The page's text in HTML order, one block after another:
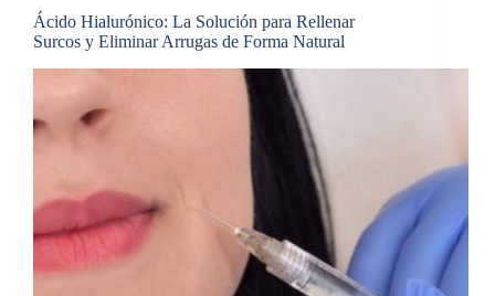
Ácido Hialurónico: La Solución para Rellenar
Surcos y Eliminar Arrugas de Forma Natural